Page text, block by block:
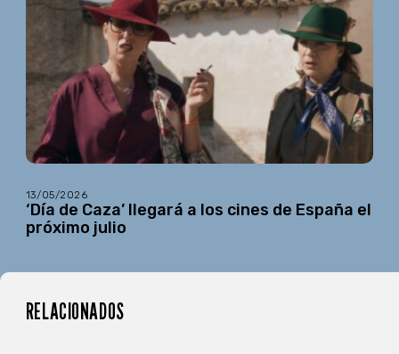
13/05/2026
‘Día de Caza’ llegará a los cines de España el
próximo julio
RELACIONADOS